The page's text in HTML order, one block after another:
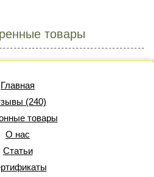
товары
Главная
(240)
товары
О нас
Статьи